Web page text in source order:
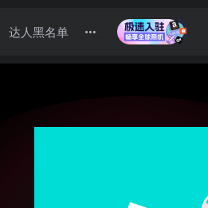
达人黑名单